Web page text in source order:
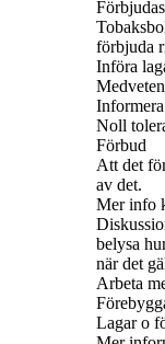
Förbjudas
förbjuda
Införa
Noll
Förbud
Att det
av det.
Mer info
belysa
när det
Arbeta
Lagar o